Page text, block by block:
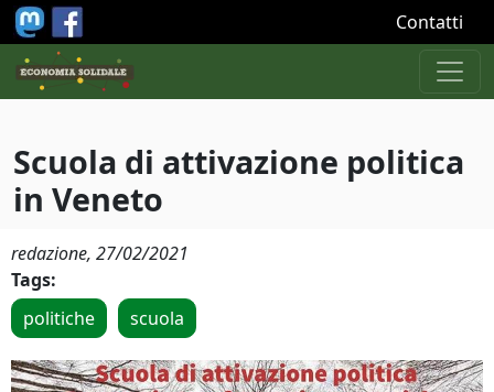
Salta al contenuto principale Contatti
Scuola di attivazione politica
in Veneto
redazione, 27/02/2021
Tags:
politiche
scuola